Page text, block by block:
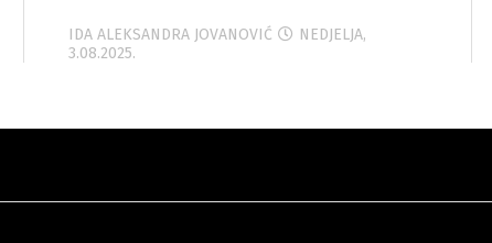
IDA ALEKSANDRA JOVANOVIĆ
NEDJELJA,
3.08.2025.